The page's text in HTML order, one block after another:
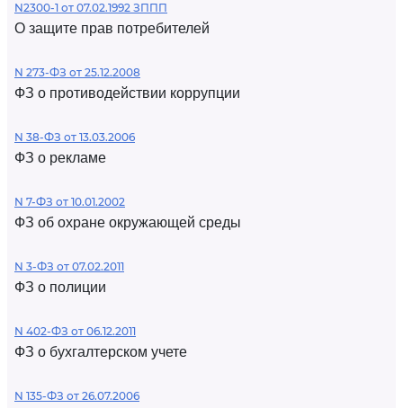
N2300-1 от 07.02.1992 ЗППП
О защите прав потребителей
N 273-ФЗ от 25.12.2008
ФЗ о противодействии коррупции
N 38-ФЗ от 13.03.2006
ФЗ о рекламе
N 7-ФЗ от 10.01.2002
ФЗ об охране окружающей среды
N 3-ФЗ от 07.02.2011
ФЗ о полиции
N 402-ФЗ от 06.12.2011
ФЗ о бухгалтерском учете
N 135-ФЗ от 26.07.2006